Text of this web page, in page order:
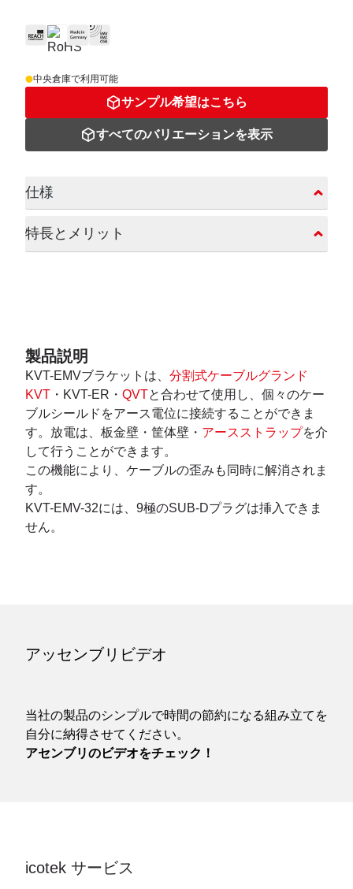
中央倉庫で利用可能
サンプル希望はこちら
すべてのバリエーションを表示
仕様
特⻑とメリット
製品説明
KVT-EMVブラケットは、 分割式ケーブルグランド
KVT ・KVT-ER・ QVTと合わせて使用し、個々のケー
ブルシールドをアース電位に接続することができま
す。放電は、板金壁・筐体壁・ アースストラップを介
して行うことができます。
この機能により、ケーブルの歪みも同時に解消されま
す。
KVT-EMV-32には、9極のSUB-Dプラグは挿入できま
せん。
アッセンブリビデオ
当社の製品のシンプルで時間の節約になる組み立てを
自分に納得させてください。
アセンブリのビデオをチェック！
icotek サービス